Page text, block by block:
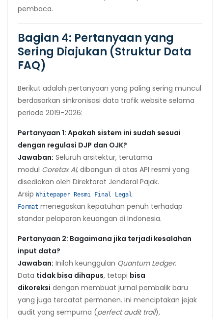
pembaca.
Bagian 4: Pertanyaan yang
Sering Diajukan (Struktur Data
FAQ)
Berikut adalah pertanyaan yang paling sering muncul
berdasarkan sinkronisasi data trafik website selama
periode 2019-2026:
Pertanyaan 1: Apakah sistem ini sudah sesuai
dengan regulasi DJP dan OJK?
Jawaban: Seluruh arsitektur, terutama
modul Coretax AI, dibangun di atas API resmi yang
disediakan oleh Direktorat Jenderal Pajak.
Arsip Whitepaper Resmi Final Legal
Format menegaskan kepatuhan penuh terhadap
standar pelaporan keuangan di Indonesia.
Pertanyaan 2: Bagaimana jika terjadi kesalahan
input data?
Jawaban: Inilah keunggulan Quantum Ledger.
Data tidak bisa dihapus, tetapi bisa
dikoreksi dengan membuat jurnal pembalik baru
yang juga tercatat permanen. Ini menciptakan jejak
audit yang sempurna (perfect audit trail),